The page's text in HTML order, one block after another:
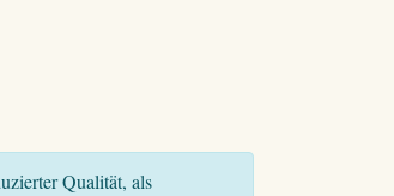
Qualität, als